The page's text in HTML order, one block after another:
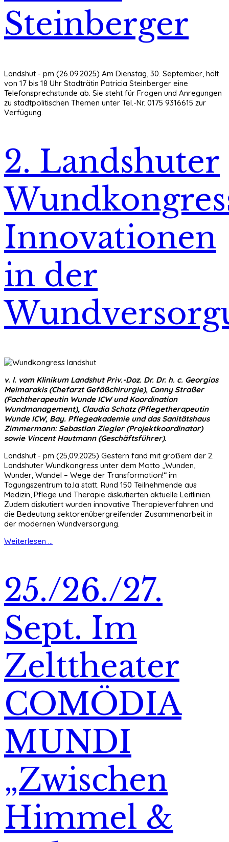
Steinberger
Landshut - pm (26.09.2025) Am Dienstag, 30. September, hält
von 17 bis 18 Uhr Stadträtin Patricia Steinberger eine
Telefonsprechstunde ab. Sie steht für Fragen und Anregungen
zu stadtpolitischen Themen unter Tel.-Nr. 0175 9316615 zur
Verfügung.
2. Landshuter
Innovationen
in der
v. l. vom Klinikum Landshut Priv.-Doz. Dr. Dr. h. c. Georgios
Meimarakis (Chefarzt Gefäßchirurgie), Conny Straßer
(Fachtherapeutin Wunde ICW und Koordination
Wundmanagement), Claudia Schatz (Pflegetherapeutin
Wunde ICW, Bay. Pflegeakademie und das Sanitätshaus
Zimmermann: Sebastian Ziegler (Projektkoordinator)
sowie Vincent Hautmann (Geschäftsführer).
Landshut - pm (25,09.2025) Gestern fand mit großem der 2.
Landshuter Wundkongress unter dem Motto „Wunden,
Wunder, Wandel – Wege der Transformation!“ im
Tagungszentrum ta.la statt. Rund 150 Teilnehmende aus
Medizin, Pflege und Therapie diskutierten aktuelle Leitlinien.
Zudem diskutiert wurden innovative Therapieverfahren und
die Bedeutung sektorenübergreifender Zusammenarbeit in
der modernen Wundversorgung.
Weiterlesen ...
25./26./27.
Sept. Im
Zelttheater
COMÖDIA
MUNDI
„Zwischen
Himmel &